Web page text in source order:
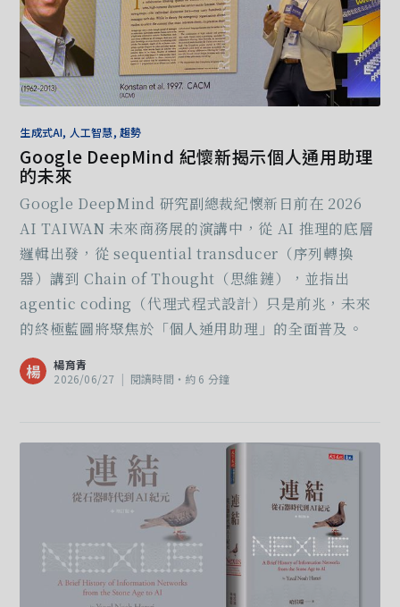
生成式AI, 人工智慧, 趨勢
Google DeepMind 紀懷新揭示個人通用助理
的未來
Google DeepMind 研究副總裁紀懷新日前在 2026
AI TAIWAN 未來商務展的演講中，從 AI 推理的底層
邏輯出發，從 sequential transducer（序列轉換
器）講到 Chain of Thought（思維鏈），並指出
agentic coding（代理式程式設計）只是前兆，未來
的終極藍圖將聚焦於「個人通用助理」的全面普及。
楊
楊育青
2026/06/27 | 閱讀時間‧約 6 分鐘